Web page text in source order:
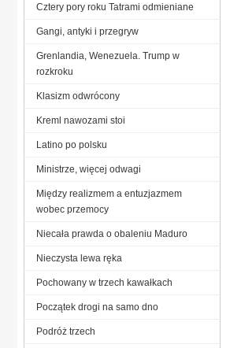
Cztery pory roku Tatrami odmieniane
Gangi, antyki i przegryw
Grenlandia, Wenezuela. Trump w
rozkroku
Klasizm odwrócony
Kreml nawozami stoi
Latino po polsku
Ministrze, więcej odwagi
Między realizmem a entuzjazmem
wobec przemocy
Niecała prawda o obaleniu Maduro
Nieczysta lewa ręka
Pochowany w trzech kawałkach
Początek drogi na samo dno
Podróż trzech